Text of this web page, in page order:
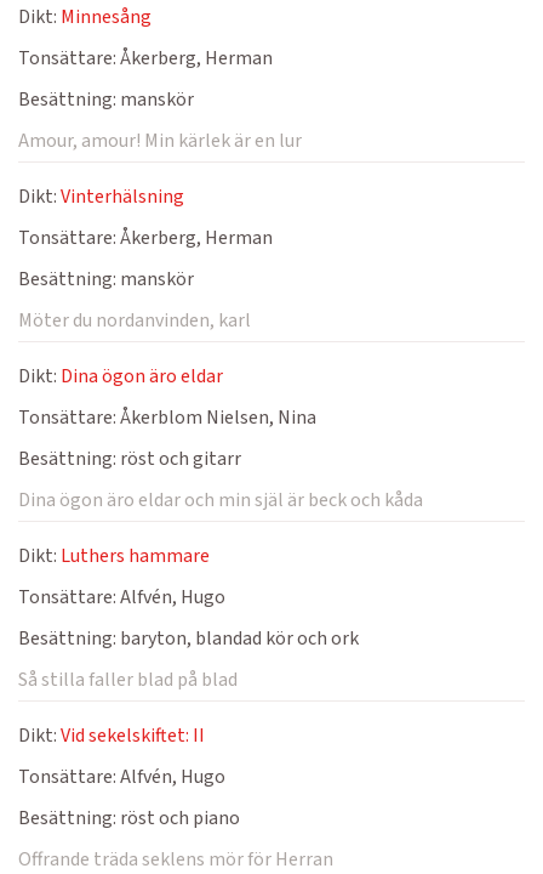
Dikt: Minnesång
Tonsättare:Åkerberg, Herman
Besättning: manskör
Amour, amour! Min kärlek är en lur
Dikt:Vinterhälsning
Tonsättare:Åkerberg, Herman
Besättning: manskör
Möter du nordanvinden, karl
Dikt: Dina ögon äro eldar
Tonsättare:Åkerblom Nielsen, Nina
Besättning: röst och gitarr
Dina ögon äro eldar och min själ är beck och kåda
Dikt: Luthers hammare
Tonsättare:Alfvén, Hugo
Besättning: baryton, blandad kör och ork
Så stilla faller blad på blad
Dikt:Vid sekelskiftet: II
Tonsättare:Alfvén, Hugo
Besättning: röst och piano
Offrande träda seklens mör för Herran